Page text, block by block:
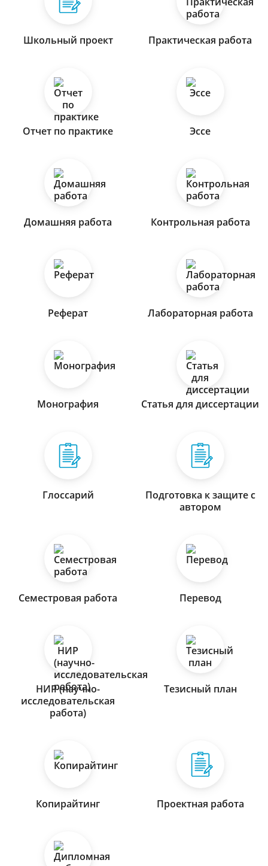
Школьный проект Практическая работа
Отчет по практике Эссе
Домашняя работа Контрольная работа
Реферат Лабораторная работа
Монография Статья для диссертации
Глоссарий
Подготовка к защите с
автором
Семестровая работа Перевод
НИР (научно-
исследовательская
работа)
Тезисный план
Копирайтинг Проектная работа